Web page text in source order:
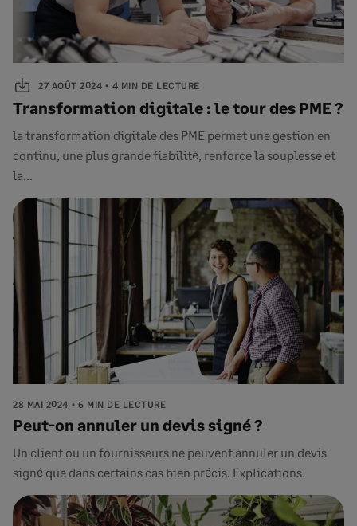
27 AOÛT 2024 4 MIN DE LECTURE
Transformation digitale : le tour des PME ?
la transformation digitale des PME permet une gestion en
continu, une plus grande fiabilité, renforce la souplesse et
la...
28 MAI 2024 6 MIN DE LECTURE
Peut-on annuler un devis signé ?
Un client ou un fournisseurs ne peuvent annuler un devis
signé que dans certains cas bien précis. Explications.